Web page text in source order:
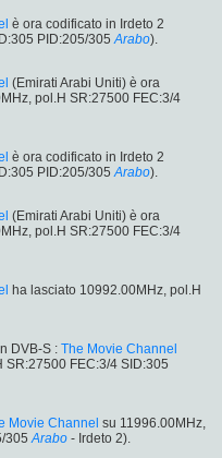
è ora codificato in Irdeto 2
PID:205/305 Arabo).
(Emirati Arabi Uniti) è ora
pol.H SR:27500 FEC:3/4
è ora codificato in Irdeto 2
PID:205/305 Arabo).
(Emirati Arabi Uniti) è ora
pol.H SR:27500 FEC:3/4
ha lasciato 10992.00MHz, pol.H
DVB-S : The Movie Channel
FEC:3/4 SID:305
Movie Channel su 11996.00MHz,
305 Arabo - Irdeto 2).